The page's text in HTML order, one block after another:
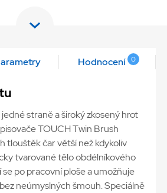
Hodnocení 0
straně a široký zkosený hrot
TOUCH Twin Brush
tlouštěk čar větší než kdykoliv
tvarované tělo obdélníkového
po pracovní ploše a umožňuje
neúmyslných šmouh. Speciálně